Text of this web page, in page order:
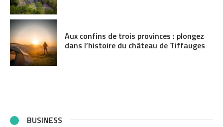
Aux confins de trois provinces : plongez
dans l’histoire du château de Tiffauges
BUSINESS